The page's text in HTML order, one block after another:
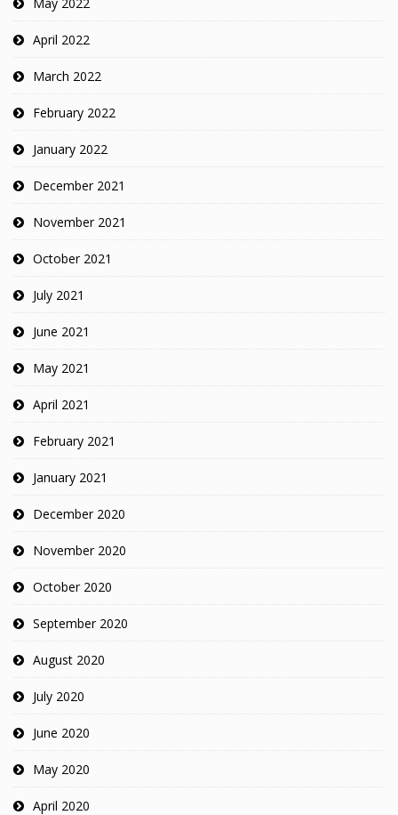
April 2022
March 2022
February 2022
January 2022
December 2021
November 2021
October 2021
July 2021
June 2021
May 2021
April 2021
February 2021
January 2021
December 2020
November 2020
October 2020
September 2020
August 2020
July 2020
June 2020
May 2020
April 2020